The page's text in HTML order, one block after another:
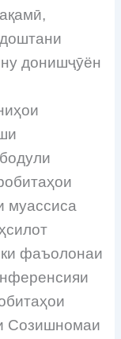
донишҷӯён
муассиса
фаъолонаи
Созишномаи